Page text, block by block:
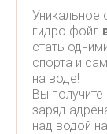
Уникальное
гидро фойл
стать
спорта и
на воде!
Вы
заряд
над водой